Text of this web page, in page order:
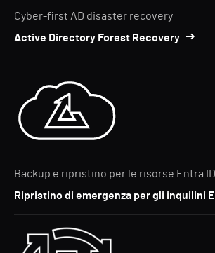
Cyber-first AD disaster recovery
Active Directory Forest Recovery
Backup e ripristino per le risorse Entra ID
Ripristino di emergenza per gli inquilini